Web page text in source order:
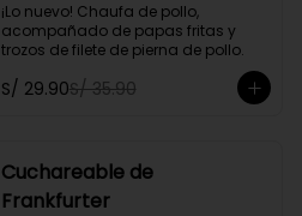
¡Lo nuevo! Chaufa de pollo,
acompañado de papas fritas y
trozos de filete de pierna de pollo.
S/ 29.90S/ 35.90
Cuchareable de
Frankfurter